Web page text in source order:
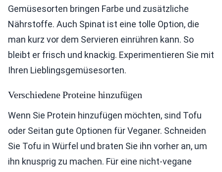
Gemüsesorten bringen Farbe und zusätzliche
Nährstoffe. Auch Spinat ist eine tolle Option, die
man kurz vor dem Servieren einrühren kann. So
bleibt er frisch und knackig. Experimentieren Sie mit
Ihren Lieblingsgemüsesorten.
Verschiedene Proteine hinzufügen
Wenn Sie Protein hinzufügen möchten, sind Tofu
oder Seitan gute Optionen für Veganer. Schneiden
Sie Tofu in Würfel und braten Sie ihn vorher an, um
ihn knusprig zu machen. Für eine nicht-vegane